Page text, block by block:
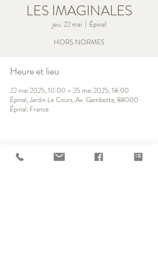
LES IMAGINALES
jeu. 22 mai
  |
Épinal
HORS NORMES
Heure et lieu
22 mai 2025, 10:00 – 25 mai 2025, 18:00
Épinal, Jardin Le Cours, Av. Gambetta, 88000
Épinal, France
Partager cet événement